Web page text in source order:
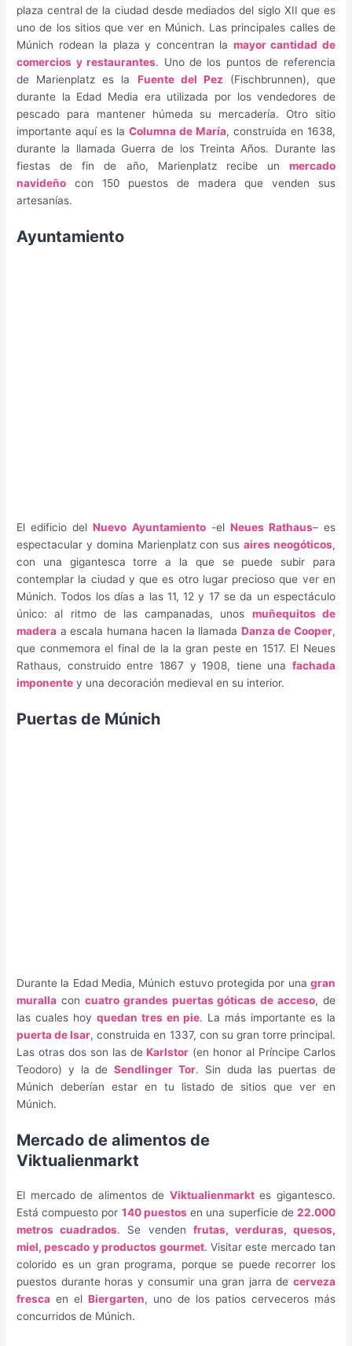
plaza central de la ciudad desde mediados del siglo XII que es
uno de los sitios que ver en Múnich. Las principales calles de
Múnich rodean la plaza y concentran la mayor cantidad de
comercios y restaurantes. Uno de los puntos de referencia
de Marienplatz es la Fuente del Pez (Fischbrunnen), que
durante la Edad Media era utilizada por los vendedores de
pescado para mantener húmeda su mercadería. Otro sitio
importante aquí es laColumna de María, construida en 1638,
durante la llamada Guerra de los Treinta Años. Durante las
fiestas de fin de año, Marienplatz recibe un mercado
navideño con 150 puestos de madera que venden sus
artesanías.
Ayuntamiento
El edificio delNuevo Ayuntamiento-el Neues Rathaus– es
espectacular y domina Marienplatz con susaires neogóticos,
con una gigantesca torre a la que se puede subir para
contemplar la ciudad y que es otro lugar precioso que ver en
Múnich. Todos los días a las 11, 12 y 17 se da un espectáculo
único: al ritmo de las campanadas, unos muñequitos de
madera a escala humana hacen la llamada Danza de Cooper,
que conmemora el final de la la gran peste en 1517. El Neues
Rathaus, construido entre 1867 y 1908, tiene una fachada
imponente y una decoración medieval en su interior.
Puertas de Múnich
Durante la Edad Media, Múnich estuvo protegida por una gran
muralla con cuatro grandes puertas góticas de acceso, de
las cuales hoy quedan tres en pie. La más importante es la
puerta de Isar, construida en 1337, con su gran torre principal.
Las otras dos son las deKarlstor (en honor al Príncipe Carlos
Teodoro) y la deSendlinger Tor. Sin duda las puertas de
Múnich deberían estar en tu listado de sitios que ver en
Múnich.
Mercado de alimentos de
Viktualienmarkt
El mercado de alimentos de Viktualienmarktes gigantesco.
Está compuesto por 140 puestosen una superficie de 22.000
metros cuadrados. Se venden frutas, verduras, quesos,
miel, pescado y productos gourmet. Visitar este mercado tan
colorido es un gran programa, porque se puede recorrer los
puestos durante horas y consumir una gran jarra de cerveza
fresca en elBiergarten, uno de los patios cerveceros más
concurridos de Múnich.